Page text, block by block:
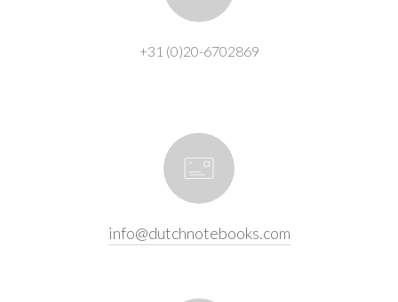
+31 (0)20-6702869
info@dutchnotebooks.com